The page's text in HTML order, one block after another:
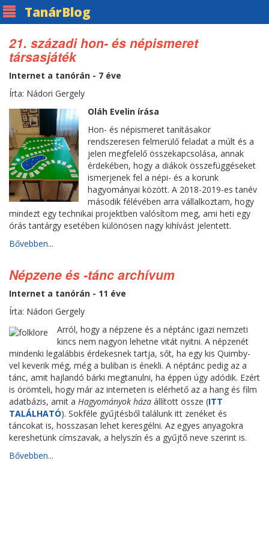
TanárBlog
21. századi hon- és népismeret
társasjáték
Internet a tanórán - 7 éve
Írta: Nádori Gergely
Oláh Evelin írása
Hon- és népismeret tanításakor
rendszeresen felmerülő feladat a múlt és a
jelen megfelelő összekapcsolása, annak
érdekében, hogy a diákok összefüggéseket
ismerjenek fel a népi- és a korunk
hagyományai között. A 2018-2019-es tanév
második félévében arra vállalkoztam, hogy
mindezt egy technikai projektben valósítom meg, ami heti egy
órás tantárgy esetében különösen nagy kihívást jelentett.
Bővebben...
Népzene és -tánc archívum
Internet a tanórán - 11 éve
Írta: Nádori Gergely
Arról, hogy a népzene és a néptánc igazi nemzeti
kincs nem nagyon lehetne vitát nyitni. A népzenét
mindenki legalábbis érdekesnek tartja, sőt, ha egy kis Quimby-
vel keverik még, még a buliban is énekli. A néptánc pedig az a
tánc, amit hajlandó bárki megtanulni, ha éppen úgy adódik. Ezért
is örömteli, hogy már az interneten is elérhető az a hang és film
adatbázis, amit a Hagyományok háza állított össze (ITT
TALÁLHATÓ). Sokféle gyűjtésből találunk itt zenéket és
táncokat is, hosszasan lehet keresgélni. Az egyes anyagokra
kereshetünk címszavak, a helyszín és a gyűjtő neve szerint is.
Bővebben...